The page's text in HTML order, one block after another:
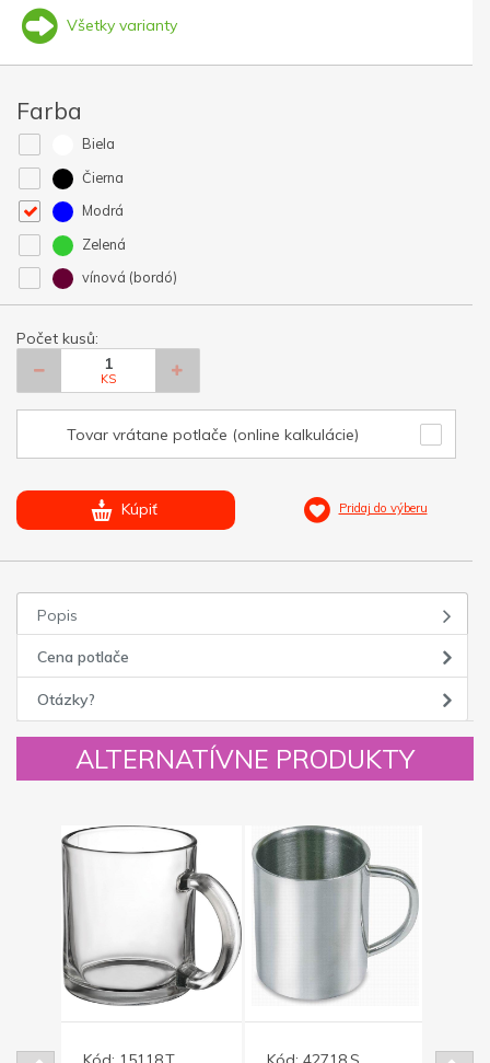
Všetky varianty
Farba
Biela
Čierna
Modrá
Zelená
vínová (bordó)
Počet kusů:
KS
Tovar vrátane potlače (online kalkulácie)
Kúpiť Pridaj do výberu
Popis
Cena potlače
Otázky?
ALTERNATÍVNE PRODUKTY